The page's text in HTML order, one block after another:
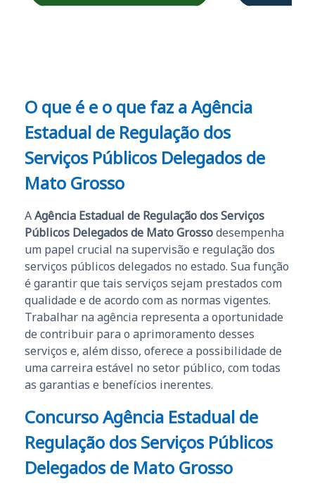
O que é e o que faz a Agência
Estadual de Regulação dos
Serviços Públicos Delegados de
Mato Grosso
AAgência Estadual de Regulação dos Serviços
Públicos Delegados de Mato Grossodesempenha
um papel crucial na supervisão e regulação dos
serviços públicos delegados no estado. Sua função
é garantir que tais serviços sejam prestados com
qualidade e de acordo com as normas vigentes.
Trabalhar na agência representa a oportunidade
de contribuir para o aprimoramento desses
serviços e, além disso, oferece a possibilidade de
uma carreira estável no setor público, com todas
as garantias e benefícios inerentes.
Concurso Agência Estadual de
Regulação dos Serviços Públicos
Delegados de Mato Grosso